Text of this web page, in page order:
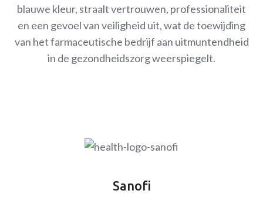
blauwe kleur, straalt vertrouwen, professionaliteit
en een gevoel van veiligheid uit, wat de toewijding
van het farmaceutische bedrijf aan uitmuntendheid
in de gezondheidszorg weerspiegelt.
Sanofi